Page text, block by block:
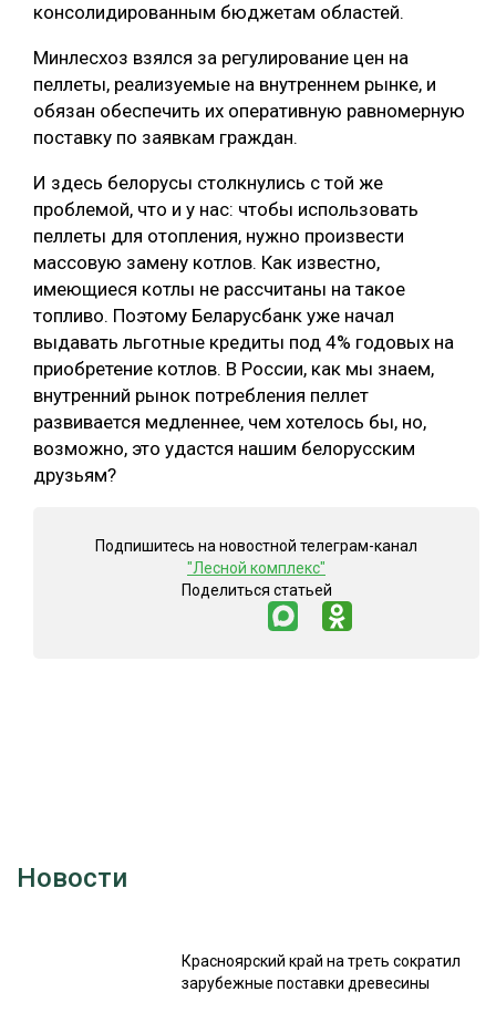
консолидированным бюджетам областей.
Минлесхоз взялся за регулирование цен на
пеллеты, реализуемые на внутреннем рынке, и
обязан обеспечить их оперативную равномерную
поставку по заявкам граждан.
И здесь белорусы столкнулись с той же
проблемой, что и у нас: чтобы использовать
пеллеты для отопления, нужно произвести
массовую замену котлов. Как известно,
имеющиеся котлы не рассчитаны на такое
топливо. Поэтому Беларусбанк уже начал
выдавать льготные кредиты под 4% годовых на
приобретение котлов. В России, как мы знаем,
внутренний рынок потребления пеллет
развивается медленнее, чем хотелось бы, но,
возможно, это удастся нашим белорусским
друзьям?
Подпишитесь на новостной телеграм-канал
"Лесной комплекс"
Поделиться статьей
Новости
Красноярский край на треть сократил
зарубежные поставки древесины